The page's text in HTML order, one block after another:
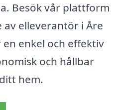
Besök vår plattform
elleverantör i Åre
enkel och effektiv
och hållbar
hem.